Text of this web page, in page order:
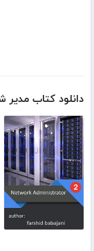
دانلود کتاب مدیر